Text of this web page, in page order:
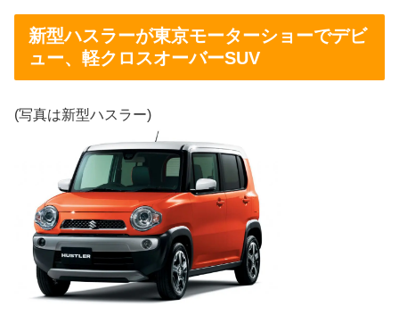
新型ハスラーが東京モーターショーでデビ
ュー、軽クロスオーバーSUV
(写真は新型ハスラー)